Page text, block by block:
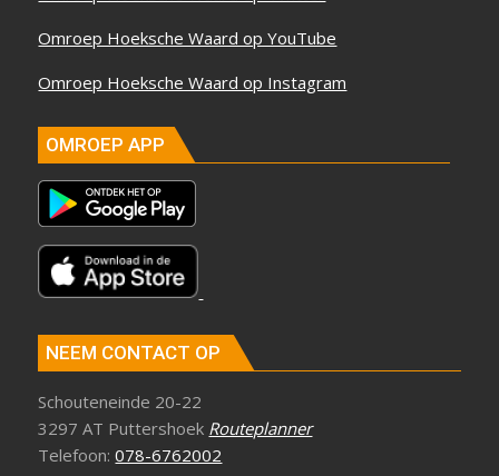
Omroep Hoeksche Waard op YouTube
Omroep Hoeksche Waard op Instagram
OMROEP APP
NEEM CONTACT OP
Schouteneinde 20-22
3297 AT Puttershoek Routeplanner
Telefoon:078-6762002